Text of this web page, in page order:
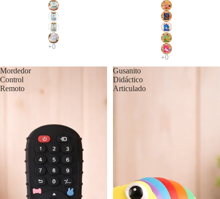
Mordedor
Control
Remoto
Gusanito
Didáctico
Articulado